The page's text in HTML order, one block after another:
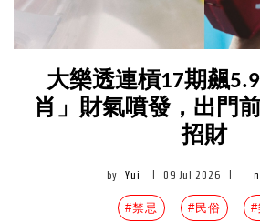
大樂透連槓17期飆
肖」財氣噴發，出門
招財
by Yui 09 Jul 2026
#禁忌 #民俗 #